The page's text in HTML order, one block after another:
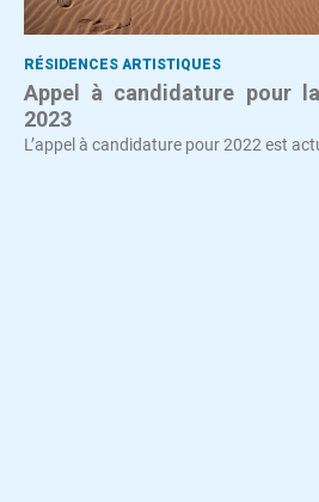
RÉSIDENCES ARTISTIQUES
Appel à candidature pour
2023
L’appel à candidature pour 2022 est